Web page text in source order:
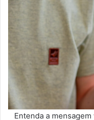
Entenda a